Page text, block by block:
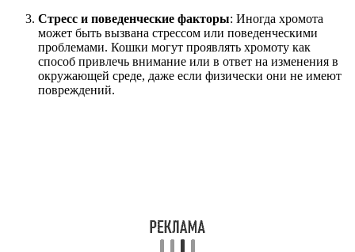
Стресс и поведенческие факторы: Иногда хромота
может быть вызвана стрессом или поведенческими
проблемами. Кошки могут проявлять хромоту как
способ привлечь внимание или в ответ на изменения в
окружающей среде, даже если физически они не имеют
повреждений.